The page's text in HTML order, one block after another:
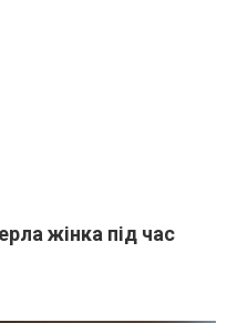
жінка під час